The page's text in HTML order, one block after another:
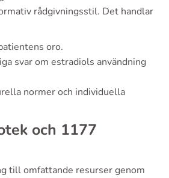
rådgivningsstil. Det handlar
oro.
svar om estradiols användning
normer och individuella
och 1177
till omfattande resurser genom